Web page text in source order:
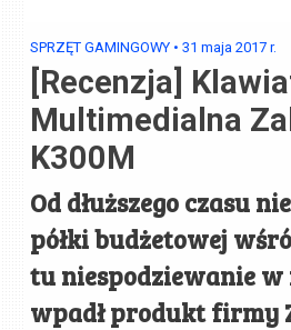
SPRZĘT GAMINGOWY •31 maja 2017 r.
[Recenzja]
Multimedialna
K300M
Od dłuższego czasu
półki budżetowej
tu niespodziewanie w
wpadł produkt firmy